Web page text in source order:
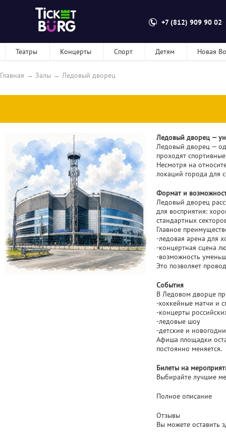
+7 (812) 909 90 02
Театры Концерты Спорт Детям Новая
Главная → Залы → Ледовый дворец
Ледовый дворец —
Ледовый дворец —
проходят
Несмотря на
локаций города для
Формат и
Ледовый дворец
для восприятия:
стандартных
Главное
-ледовая арена для
-концертная сцена
-возможность
Это позволяет
События
В Ледовом дворце
-хоккейные матчи и
-концерты
-ледовые шоу
-детские и
Афиша площадки
постоянно меняется.
Билеты на
Выбирайте лучшие
Полное описание
Отзывы
Вы можете оставить